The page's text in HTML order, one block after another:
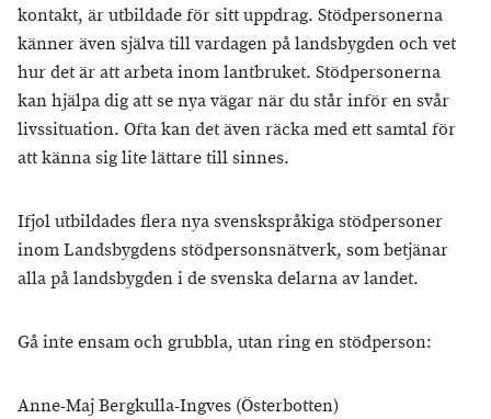
kontakt, är utbildade för sitt uppdrag. Stödpersonerna
känner även själva till vardagen på landsbygden och vet
hur det är att arbeta inom lantbruket. Stödpersonerna
kan hjälpa dig att se nya vägar när du står inför en svår
livssituation. Ofta kan det även räcka med ett samtal för
att känna sig lite lättare till sinnes.
Ifjol utbildades flera nya svenskspråkiga stödpersoner
inom Landsbygdens stödpersonsnätverk, som betjänar
alla på landsbygden i de svenska delarna av landet.
Gå inte ensam och grubbla, utan ring en stödperson:
Anne-Maj Bergkulla-Ingves (Österbotten)